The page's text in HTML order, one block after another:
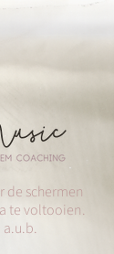
de schermen
te voltooien.